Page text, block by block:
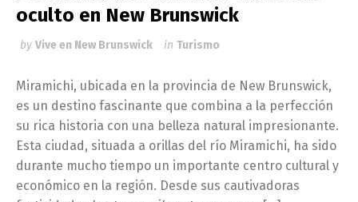
oculto en New Brunswick
by Vive en New Brunswick in Turismo
Miramichi, ubicada en la provincia de New Brunswick,
es un destino fascinante que combina a la perfección
su rica historia con una belleza natural impresionante.
Esta ciudad, situada a orillas del río Miramichi, ha sido
durante mucho tiempo un importante centro cultural y
económico en la región. Desde sus cautivadoras